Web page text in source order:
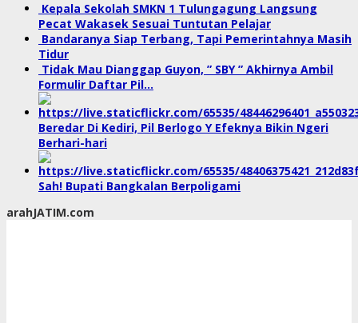
Kepala Sekolah SMKN 1 Tulungagung Langsung
Pecat Wakasek Sesuai Tuntutan Pelajar
Bandaranya Siap Terbang, Tapi Pemerintahnya Masih
Tidur
Tidak Mau Dianggap Guyon, ” SBY ” Akhirnya Ambil
Formulir Daftar Pil…
Beredar Di Kediri, Pil Berlogo Y Efeknya Bikin Ngeri
Berhari-hari
Sah! Bupati Bangkalan Berpoligami
arahJATIM.com